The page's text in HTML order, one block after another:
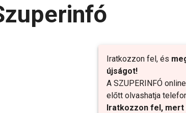
Iratkozzon fel, és
újságot!
A SZUPERINFÓ
előtt olvashatja
Iratkozzon fel, mert